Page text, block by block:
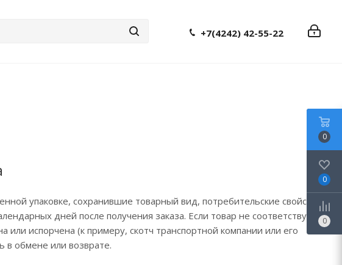
+7(4242) 42-55-22
упаковке, сохранившие товарный вид, потребительские свойства,
дней после получения заказа. Если товар не соответствует
испорчена (к примеру, скотч транспортной компании или его
в обмене или возврате.
0
0
0